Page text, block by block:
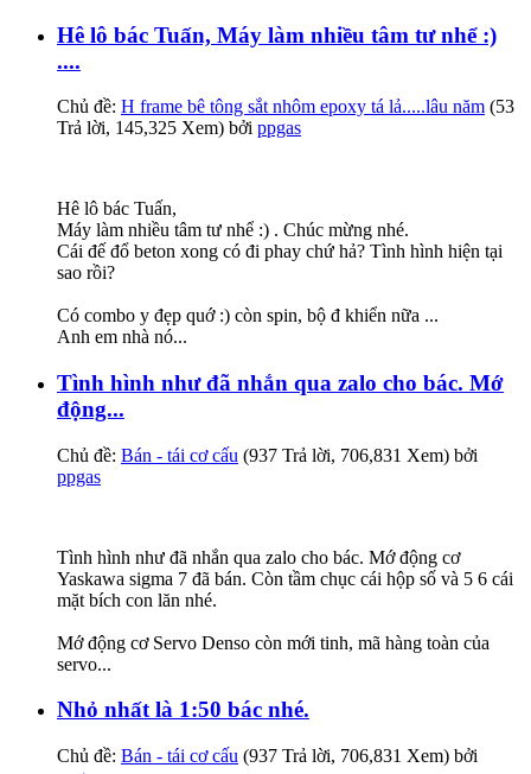
Hê lô bác Tuấn, Máy làm nhiều tâm tư nhể :)
....
Chủ đề: H frame bê tông sắt nhôm epoxy tá lả.....lâu năm (53
Trả lời, 145,325 Xem) bởi ppgas
Hê lô bác Tuấn,
Máy làm nhiều tâm tư nhể :) . Chúc mừng nhé.
Cái đế đổ beton xong có đi phay chứ hả? Tình hình hiện tại
sao rồi?
Có combo y đẹp quớ :) còn spin, bộ đ khiển nữa ...
Anh em nhà nó...
Tình hình như đã nhắn qua zalo cho bác. Mớ
động...
Chủ đề: Bán - tái cơ cấu (937 Trả lời, 706,831 Xem) bởi
ppgas
Tình hình như đã nhắn qua zalo cho bác. Mớ động cơ
Yaskawa sigma 7 đã bán. Còn tầm chục cái hộp số và 5 6 cái
mặt bích con lăn nhé.
Mớ động cơ Servo Denso còn mới tinh, mã hàng toàn của
servo...
Nhỏ nhất là 1:50 bác nhé.
Chủ đề: Bán - tái cơ cấu (937 Trả lời, 706,831 Xem) bởi